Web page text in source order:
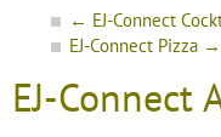
← EJ-Connect
EJ-Connect Pizza →
EJ-Connect